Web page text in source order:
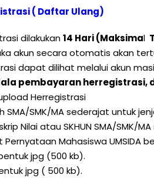
( Daftar Ulang)
dilakukan14 Hari (Maksimal
akun secara otomatis akan
dapat dilihat melalui akun
pembayaran herregistrasi,
Herregistrasi
SMA/SMK/MA sederajat untuk
Nilai atau SKHUN SMA/SMK/
Pernyataan Mahasiswa UMSIDA
jpg (500 kb).
jpg ( 500 kb).